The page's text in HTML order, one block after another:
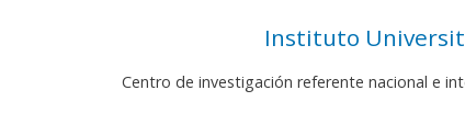
Instituto
Centro de investigación referente nacional e